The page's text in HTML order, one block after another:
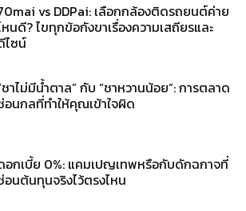
vs DDPai: เลือกกล้องติดรถยนต์ค่าย
หนดี? ไขทุกข้อกังขาเรื่องความเสถียรและ
ไซน์
ชาไม่มีน้ำตาล” กับ “ชาหวานน้อย”: การตลาด
อนกลที่ทำให้คุณเข้าใจผิด
อกเบี้ย 0%: แคมเปญเทพหรือกับดักฉกาจที่
อนต้นทุนจริงไว้ตรงไหน